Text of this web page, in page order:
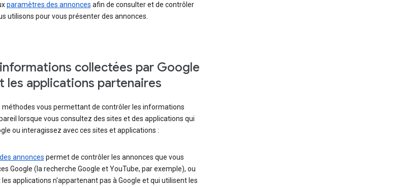
paramètres des annonces afin de consulter et de contrôler
utilisons pour vous présenter des annonces.
collectées par Google
les applications partenaires
méthodes vous permettant de contrôler les informations
lorsque vous consultez des sites et des applications qui
ou interagissez avec ces sites et applications :
annonces permet de contrôler les annonces que vous
Google (la recherche Google et YouTube, par exemple), ou
les applications n'appartenant pas à Google et qui utilisent les